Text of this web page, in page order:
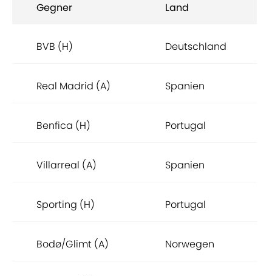
Gegner Land
BVB (H) Deutschland
Real Madrid (A) Spanien
Benfica (H) Portugal
Villarreal (A) Spanien
Sporting (H) Portugal
Bodø/Glimt (A) Norwegen